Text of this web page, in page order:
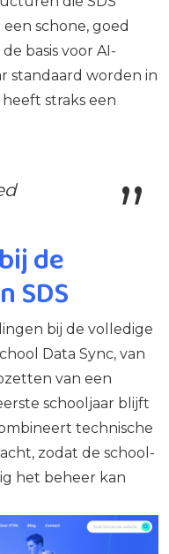
schone, goed
basis voor AI-
standaard worden in
straks een
de
SDS
bij de volledige
Data Sync, van
van een
schooljaar blijft
technische
zodat de school-
het beheer kan